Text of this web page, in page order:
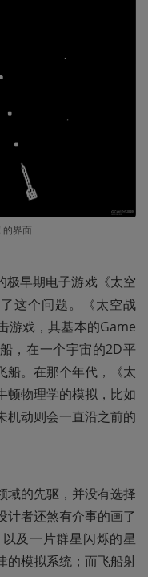
的界面
极早期电子游戏《太空
这个问题。《太空战
游戏，其基本的Game
，在一个宇宙的2D平
船。在那个年代，《太
顿物理学的模拟，比如
机动则会一直沿之前的
域的先驱，并没有选择
计者还煞有介事的画了
及一片群星闪烁的星
的模拟系统；而飞船射